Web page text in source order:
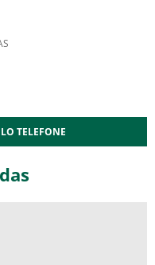
TELEFONE